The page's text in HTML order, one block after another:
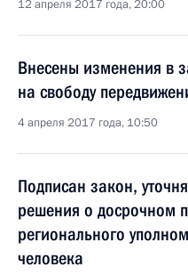
12 апреля 2017 года, 20:00
Внесены изменения в
на свободу
4 апреля 2017 года, 10:50
Подписан закон,
решения о досрочном
регионального
человека